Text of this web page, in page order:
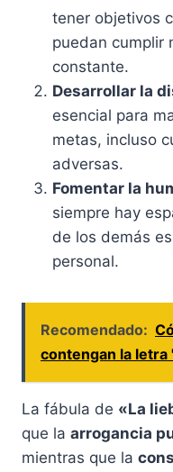
tener objetivos
puedan cumplir
constante.
Desarrollar la
esencial para
metas, incluso
adversas.
Fomentar la
siempre hay
de los demás
personal.
Recomendado:
contengan la
La fábula de «La
que la arrogancia
mientras que la